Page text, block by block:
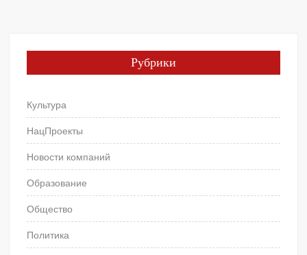
Рубрики
Культура
НацПроекты
Новости компаний
Образование
Общество
Политика